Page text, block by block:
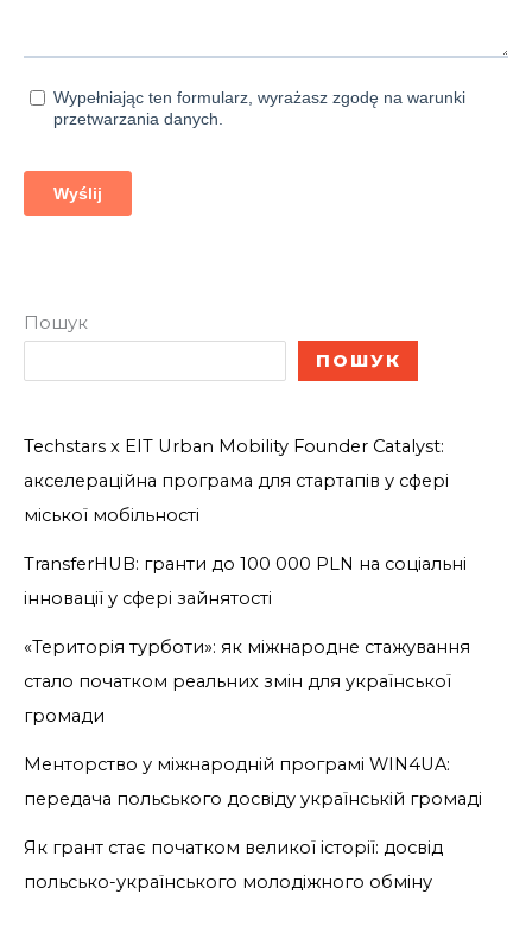
Пошук
ПОШУК
Techstars x EIT Urban Mobility Founder Catalyst:
акселераційна програма для стартапів у сфері
міської мобільності
TransferHUB: гранти до 100 000 PLN на соціальні
інновації у сфері зайнятості
«Територія турботи»: як міжнародне стажування
стало початком реальних змін для української
громади
Менторство у міжнародній програмі WIN4UA:
передача польського досвіду українській громаді
Як грант стає початком великої історії: досвід
польсько-українського молодіжного обміну